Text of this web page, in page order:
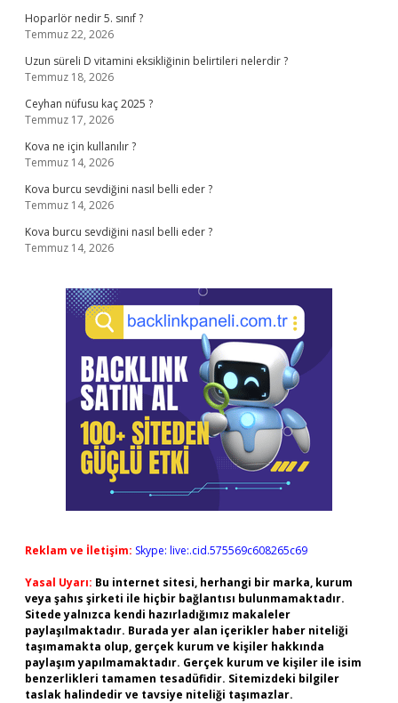
Hoparlör nedir 5. sınıf ?
Temmuz 22, 2026
Uzun süreli D vitamini eksikliğinin belirtileri nelerdir ?
Temmuz 18, 2026
Ceyhan nüfusu kaç 2025 ?
Temmuz 17, 2026
Kova ne için kullanılır ?
Temmuz 14, 2026
Kova burcu sevdiğini nasıl belli eder ?
Temmuz 14, 2026
Kova burcu sevdiğini nasıl belli eder ?
Temmuz 14, 2026
Reklam ve İletişim: Skype: live:.cid.575569c608265c69
Yasal Uyarı: Bu internet sitesi, herhangi bir marka, kurum
veya şahıs şirketi ile hiçbir bağlantısı bulunmamaktadır.
Sitede yalnızca kendi hazırladığımız makaleler
paylaşılmaktadır. Burada yer alan içerikler haber niteliği
taşımamakta olup, gerçek kurum ve kişiler hakkında
paylaşım yapılmamaktadır. Gerçek kurum ve kişiler ile isim
benzerlikleri tamamen tesadüfidir. Sitemizdeki bilgiler
taslak halindedir ve tavsiye niteliği taşımazlar.